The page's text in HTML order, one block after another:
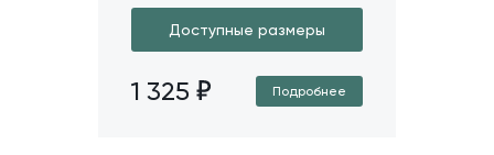
Доступные размеры
1 325 Подробнее